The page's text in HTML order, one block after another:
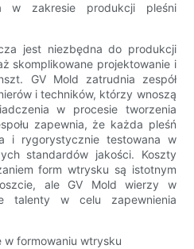
w zakresie produkcji pleśni
jest niezbędna do produkcji
skomplikowane projektowanie i
GV Mold zatrudnia zespół
i techników, którzy wnoszą
w procesie tworzenia
zapewnia, że ​​każda pleśń
i rygorystycznie testowana w
standardów jakości. Koszty
form wtrysku są istotnym
ale GV Mold wierzy w
talenty w celu zapewnienia
w formowaniu wtrysku